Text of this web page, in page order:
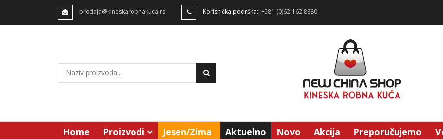
prodaja@kineskarobnakuca.rs Korisnička podrška:: +381 (0)62 162 8880
Home Proizvodi Jesen/Zima Aktuelno Novo Akcija Preporučujemo